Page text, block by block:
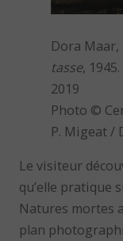
Dora Maar,
tasse,
2019
Photo ©
P. Migeat /
Le visiteur
qu’elle pratique
Natures mortes
plan